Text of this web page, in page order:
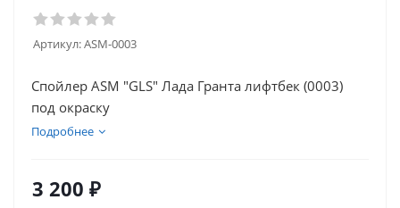
Артикул:ASM-0003
Спойлер ASM "GLS" Лада Гранта лифтбек (0003)
под окраску
Подробнее
3 200 ₽